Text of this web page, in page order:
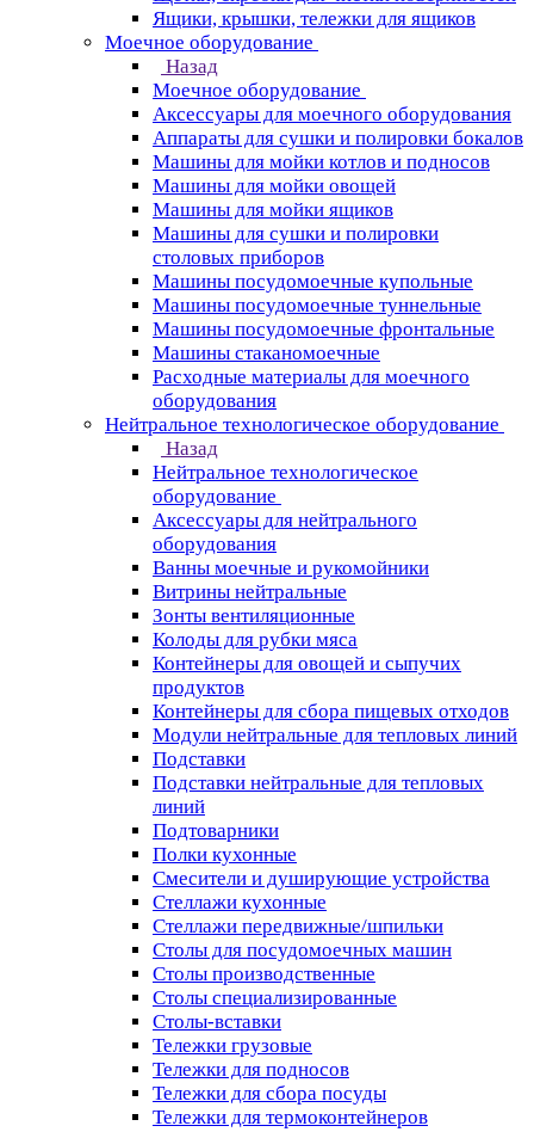
Ящики, крышки, тележки для ящиков
Моечное оборудование
Назад
Моечное оборудование
Аксессуары для моечного оборудования
Аппараты для сушки и полировки бокалов
Машины для мойки котлов и подносов
Машины для мойки овощей
Машины для мойки ящиков
Машины для сушки и полировки
столовых приборов
Машины посудомоечные купольные
Машины посудомоечные туннельные
Машины посудомоечные фронтальные
Машины стаканомоечные
Расходные материалы для моечного
оборудования
Нейтральное технологическое оборудование
Назад
Нейтральное технологическое
оборудование
Аксессуары для нейтрального
оборудования
Ванны моечные и рукомойники
Витрины нейтральные
Зонты вентиляционные
Колоды для рубки мяса
Контейнеры для овощей и сыпучих
продуктов
Контейнеры для сбора пищевых отходов
Модули нейтральные для тепловых линий
Подставки
Подставки нейтральные для тепловых
линий
Подтоварники
Полки кухонные
Смесители и душирующие устройства
Стеллажи кухонные
Стеллажи передвижные/шпильки
Столы для посудомоечных машин
Столы производственные
Столы специализированные
Столы-вставки
Тележки грузовые
Тележки для подносов
Тележки для сбора посуды
Тележки для термоконтейнеров